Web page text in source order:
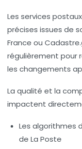
Les services
précises issues de
France ou
régulièrement pour
les changements
La qualité et la
impactent
Les algorithmes
de La Poste